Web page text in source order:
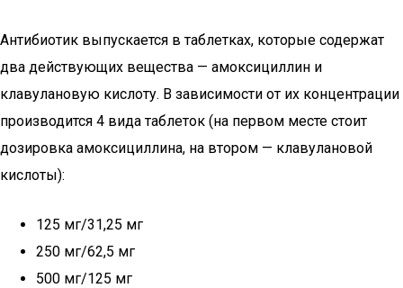
Антибиотик выпускается в таблетках, которые содержат
два действующих вещества — амоксициллин и
клавулановую кислоту. В зависимости от их концентрации
производится 4 вида таблеток (на первом месте стоит
дозировка амоксициллина, на втором — клавулановой
кислоты):
125 мг/31,25 мг
250 мг/62,5 мг
500 мг/125 мг